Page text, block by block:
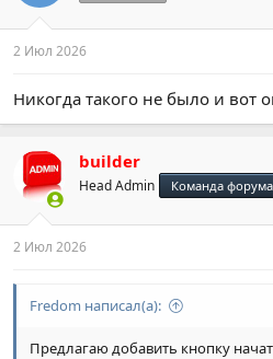
2 Июл 2026
Никогда такого не было и вот
builder
Head Admin Команда форума
2 Июл 2026
Fredom написал(а):
Предлагаю добавить кнопку